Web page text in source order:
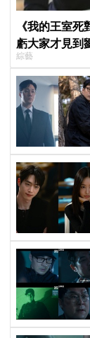
《我的王室
虧大家才見到
綜藝